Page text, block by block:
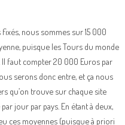
nous sommes sur 15 000
puisque les Tours du monde
faut compter 20 000 Euros par
serons donc entre, et ça nous
qu’on trouve sur chaque site
jour par pays. En étant à deux,
ces moyennes (puisque à priori